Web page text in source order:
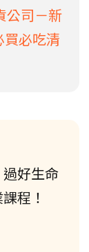
公司－新
必吃清
好生命
程！